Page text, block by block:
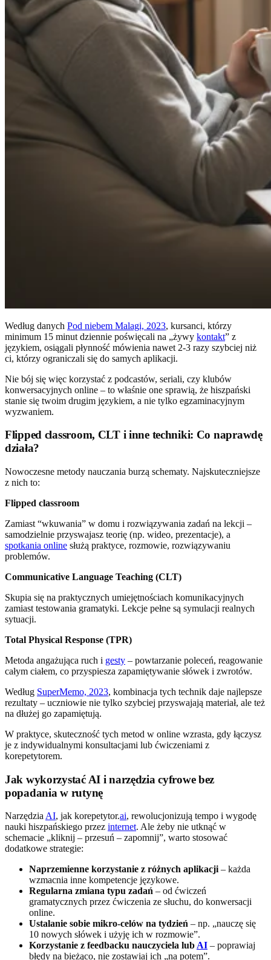
Według danych Pod niebem Malagi, 2023, kursanci, którzy
minimum 15 minut dziennie poświęcali na „żywy kontakt” z
językiem, osiągali płynność mówienia nawet 2-3 razy szybciej niż
ci, którzy ograniczali się do samych aplikacji.
Nie bój się więc korzystać z podcastów, seriali, czy klubów
konwersacyjnych online – to właśnie one sprawią, że hiszpański
stanie się twoim drugim językiem, a nie tylko egzaminacyjnym
wyzwaniem.
Flipped classroom, CLT i inne techniki: Co naprawdę
działa?
Nowoczesne metody nauczania burzą schematy. Najskuteczniejsze
z nich to:
Flipped classroom
Zamiast “wkuwania” w domu i rozwiązywania zadań na lekcji –
samodzielnie przyswajasz teorię (np. wideo, prezentacje), a
spotkania online służą praktyce, rozmowie, rozwiązywaniu
problemów.
Communicative Language Teaching (CLT)
Skupia się na praktycznych umiejętnościach komunikacyjnych
zamiast testowania gramatyki. Lekcje pełne są symulacji realnych
sytuacji.
Total Physical Response (TPR)
Metoda angażująca ruch i gesty – powtarzanie poleceń, reagowanie
całym ciałem, co przyspiesza zapamiętywanie słówek i zwrotów.
Według SuperMemo, 2023, kombinacja tych technik daje najlepsze
rezultaty – uczniowie nie tylko szybciej przyswajają materiał, ale też
na dłużej go zapamiętują.
W praktyce, skuteczność tych metod w online wzrasta, gdy łączysz
je z indywidualnymi konsultacjami lub ćwiczeniami z
korepetytorem.
Jak wykorzystać AI i narzędzia cyfrowe bez
popadania w rutynę
NarzędziaAI, jak korepetytor.ai, rewolucjonizują tempo i wygodę
nauki hiszpańskiego przez internet. Ale żeby nie utknąć w
schemacie „kliknij – przesuń – zapomnij”, warto stosować
dodatkowe strategie:
Naprzemienne korzystanie z różnych aplikacji– każda
wzmacnia inne kompetencje językowe.
Regularna zmiana typu zadań – od ćwiczeń
gramatycznych przez ćwiczenia ze słuchu, do konwersacji
online.
Ustalanie sobie mikro-celów na tydzień – np. „nauczę się
10 nowych słówek i użyję ich w rozmowie”.
Korzystanie z feedbacku nauczyciela lubAI – poprawiaj
błędy na bieżąco, nie zostawiaj ich „na potem”.